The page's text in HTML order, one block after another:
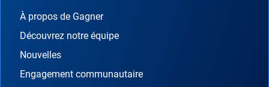
À propos de Gagner
Découvrez notre équipe
Nouvelles
Engagement communautaire